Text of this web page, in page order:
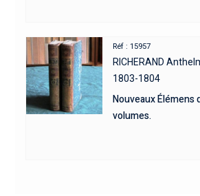
Réf : 15957
RICHERAND
1803-1804
Nouveaux Élémens
volumes.